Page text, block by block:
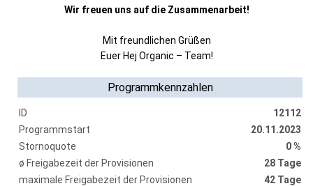
Wir freuen uns auf die Zusammenarbeit!
Mit freundlichen Grüßen
Euer Hej Organic – Team!
Programmkennzahlen
ID
12112
Programmstart
20.11.2023
Stornoquote
0 %
ø Freigabezeit der Provisionen
28 Tage
maximale Freigabezeit der Provisionen
42 Tage